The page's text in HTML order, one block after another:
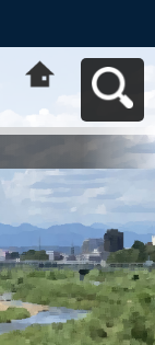
動応援ｻｲﾄ はち
コミねっとへ戻